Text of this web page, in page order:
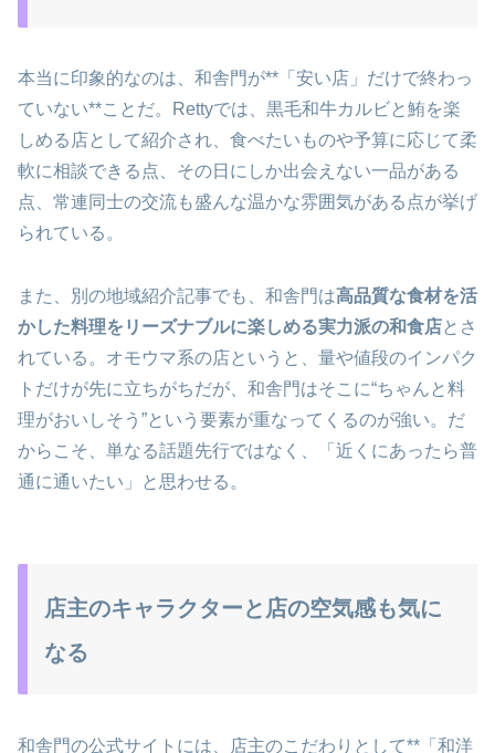
本当に印象的なのは、和舎門が**「安い店」だけで終わっ
ていない**ことだ。Rettyでは、黒毛和牛カルビと鮪を楽
しめる店として紹介され、食べたいものや予算に応じて柔
軟に相談できる点、その日にしか出会えない一品がある
点、常連同士の交流も盛んな温かな雰囲気がある点が挙げ
られている。
また、別の地域紹介記事でも、和舎門は高品質な食材を活
かした料理をリーズナブルに楽しめる実力派の和食店とさ
れている。オモウマ系の店というと、量や値段のインパク
トだけが先に立ちがちだが、和舎門はそこに“ちゃんと料
理がおいしそう”という要素が重なってくるのが強い。だ
からこそ、単なる話題先行ではなく、「近くにあったら普
通に通いたい」と思わせる。
店主のキャラクターと店の空気感も気に
なる
和舎門の公式サイトには、店主のこだわりとして**「和洋